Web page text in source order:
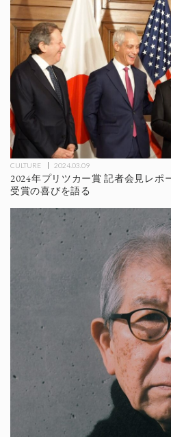
CULTURE 2024.03.09
2024年プリツカー賞 記者会見レポ
受賞の喜びを語る